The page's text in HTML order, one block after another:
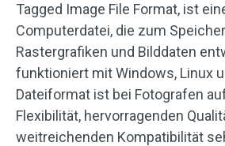
Tagged Image File Format, ist
Computerdatei, die zum
Rastergrafiken und Bilddaten
funktioniert mit Windows, Linux
Dateiformat ist bei Fotografen
Flexibilität, hervorragenden
weitreichenden Kompatibilität